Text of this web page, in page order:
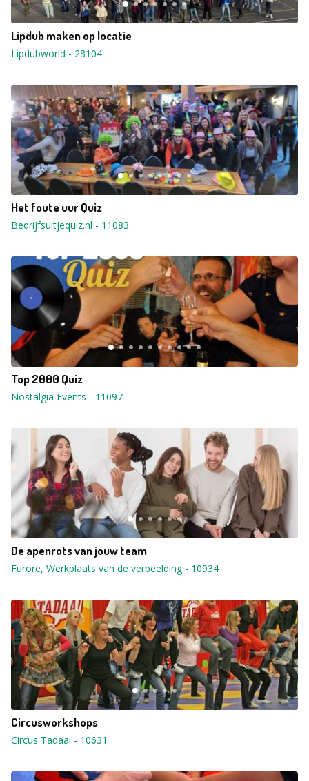
Lipdub maken op locatie
Lipdubworld - 28104
Het foute uur Quiz
Bedrijfsuitjequiz.nl - 11083
Top 2000 Quiz
Nostalgia Events - 11097
De apenrots van jouw team
Furore, Werkplaats van de verbeelding- 10934
Circusworkshops
Circus Tadaa! - 10631